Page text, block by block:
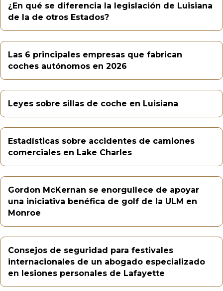
¿En qué se diferencia la legislación de Luisiana
de la de otros Estados?
Las 6 principales empresas que fabrican
coches autónomos en 2026
Leyes sobre sillas de coche en Luisiana
Estadísticas sobre accidentes de camiones
comerciales en Lake Charles
Gordon McKernan se enorgullece de apoyar
una iniciativa benéfica de golf de la ULM en
Monroe
Consejos de seguridad para festivales
internacionales de un abogado especializado
en lesiones personales de Lafayette